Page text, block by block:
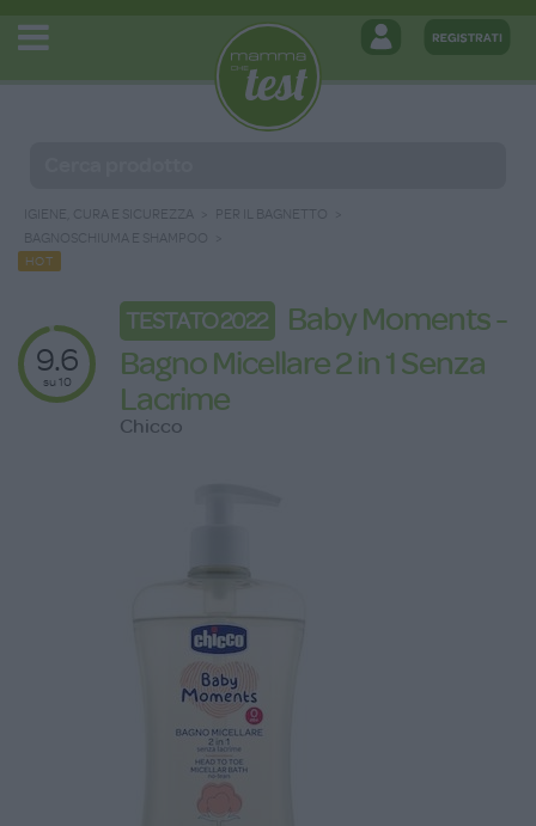
IGIENE, CURA E SICUREZZA
PER IL BAGNETTO
BAGNOSCHIUMA E SHAMPOO
HOT
9.6
su 10
TESTATO 2022
Baby Moments -
Bagno Micellare 2 in 1 Senza
Lacrime
Chicco